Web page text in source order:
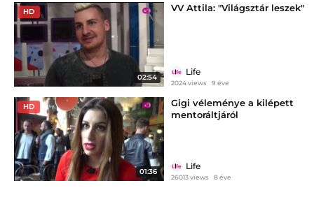
HD
02:54
VV Attila: "Világsztár leszek"
Life
2024 views 9 éve
HD
01:36
Gigi véleménye a kilépett
mentoráltjáról
Life
26013 views 8 éve